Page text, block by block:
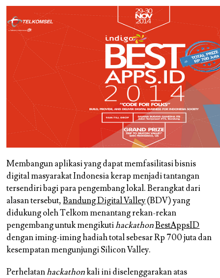
Membangun aplikasi yang dapat memfasilitasi bisnis
digital masyarakat Indonesia kerap menjadi tantangan
tersendiri bagi para pengembang lokal. Berangkat dari
alasan tersebut,Bandung Digital Valley(BDV) yang
didukung oleh Telkom menantang rekan-rekan
pengembang untuk mengikutihackathonBestAppsID
dengan iming-iming hadiah total sebesar Rp 700 juta dan
kesempatan mengunjungi Silicon Valley.
Perhelatanhackathonkali ini diselenggarakan atas